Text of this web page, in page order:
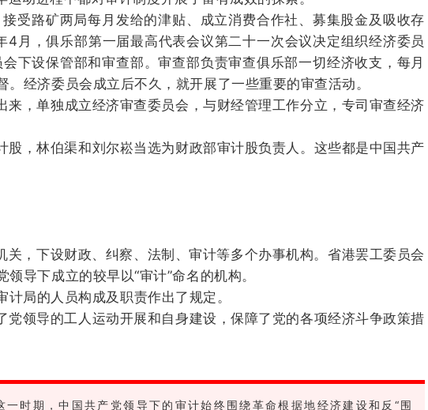
路矿两局每月发给的津贴、成立消费合作社、募集股金及吸收存
月，俱乐部第一届最高代表会议第二十一次会议决定组织经济委员
下设保管部和审查部。审查部负责审查俱乐部一切经济收支，每月
经济委员会成立后不久，就开展了一些重要的审查活动。
，单独成立经济审查委员会，与财经管理工作分立，专司审查经济
，林伯渠和刘尔崧当选为财政部审计股负责人。这些都是中国共产
，下设财政、纠察、法制、审计等多个办事机构。省港罢工委员会
导下成立的较早以“审计”命名的机构。
局的人员构成及职责作出了规定。
领导的工人运动开展和自身建设，保障了党的各项经济斗争政策措
时期，中国共产党领导下的审计始终围绕革命根据地经济建设和反“围